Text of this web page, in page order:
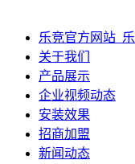
乐竞官方网站_
关于我们
产品展示
企业视频动态
安装效果
招商加盟
新闻动态